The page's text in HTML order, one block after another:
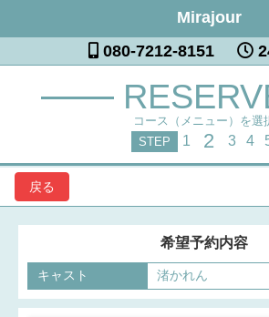
Mirajour
080-7212-8151
コース（メニュー）を選
STEP
1 2 3 4
戻る
希望予約内容
キャスト 渚かれん